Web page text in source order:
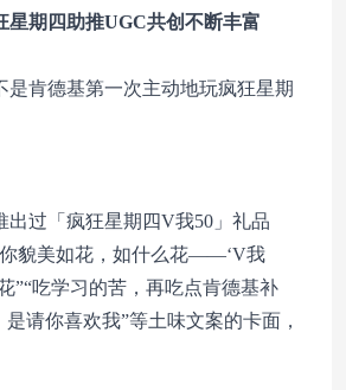
星期四助推UGC共创不断丰富
是肯德基第一次主动地玩疯狂星期
出过「疯狂星期四V我50」礼品
貌美如花，如什么花——‘V我
”“吃学习的苦，再吃点肯德基补
请你喜欢我”等土味文案的卡面，